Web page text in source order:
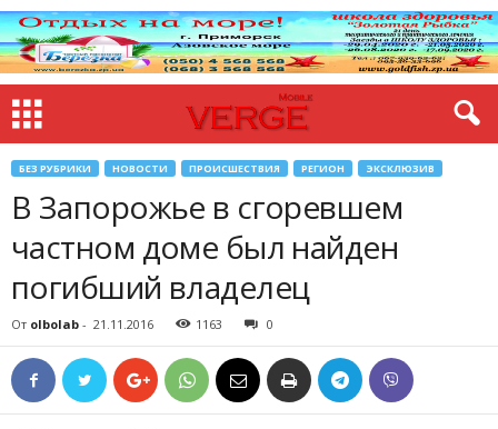
БЕЗ РУБРИКИ НОВОСТИ ПРОИСШЕСТВИЯ РЕГИОН ЭКСКЛЮЗИВ
В Запорожье в сгоревшем
частном доме был найден
погибший владелец
От olbolab - 21.11.2016 1163 0